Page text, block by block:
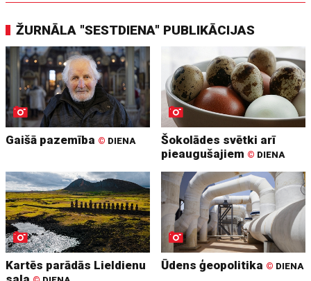
ŽURNĀLA "SESTDIENA" PUBLIKĀCIJAS
Gaišā pazemība © DIENA
Šokolādes svētki arī
pieaugušajiem © DIENA
Kartēs parādās Lieldienu
Ūdens ģeopolitika © DIENA